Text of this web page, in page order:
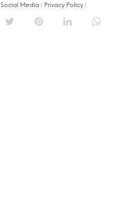
Social Media Privacy Policy